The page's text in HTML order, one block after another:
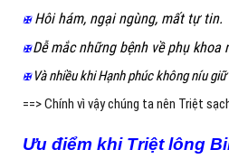
✠ Hôi hám, ngại ngùng, mất tự tin.
✠Dễmắc những bệnh về phụ khoa
✠ Và nhiều khi Hạnh phúc không níu
==> Chính vì vậy chúng ta nên Triệt
Ưu điểm khi Triệt lông